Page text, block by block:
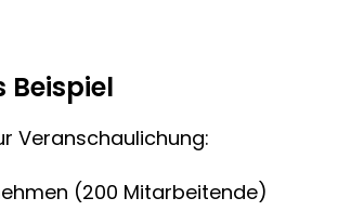
Beispiel
Veranschaulichung:
(200 Mitarbeitende)